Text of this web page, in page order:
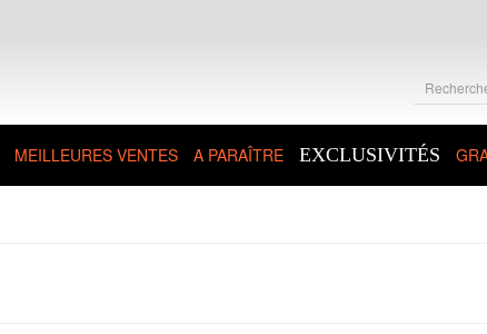
MEILLEURES VENTES A PARAÎTRE EXCLUSIVITÉS